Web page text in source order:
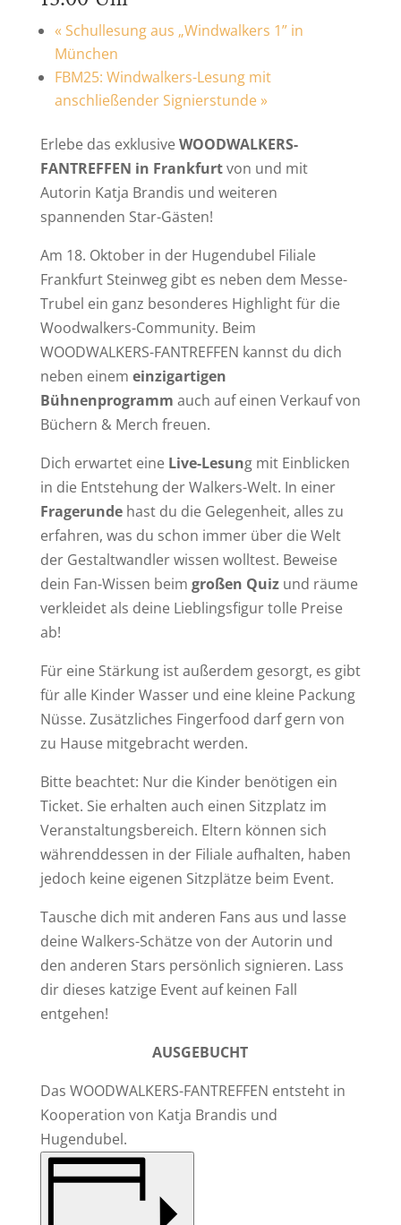
« Schullesung aus „Windwalkers 1” in
München
FBM25: Windwalkers-Lesung mit
anschließender Signierstunde»
Erlebe das exklusiveWOODWALKERS-
FANTREFFEN in Frankfurtvon und mit
Autorin Katja Brandis und weiteren
spannenden Star-Gästen!
Am 18. Oktober in der Hugendubel Filiale
Frankfurt Steinweg gibt es neben dem Messe-
Trubel ein ganz besonderes Highlight für die
Woodwalkers-Community. Beim
WOODWALKERS-FANTREFFEN kannst du dich
neben einem einzigartigen
Bühnenprogramm auch auf einen Verkauf von
Büchern & Merch freuen.
Dich erwartet eine Live-Lesung mit Einblicken
in die Entstehung der Walkers-Welt. In einer
Fragerundehast du die Gelegenheit, alles zu
erfahren, was du schon immer über die Welt
der Gestaltwandler wissen wolltest. Beweise
dein Fan-Wissen beim großen Quizund räume
verkleidet als deine Lieblingsfigur tolle Preise
ab!
Für eine Stärkung ist außerdem gesorgt, es gibt
für alle Kinder Wasser und eine kleine Packung
Nüsse. Zusätzliches Fingerfood darf gern von
zu Hause mitgebracht werden.
Bitte beachtet: Nur die Kinder benötigen ein
Ticket. Sie erhalten auch einen Sitzplatz im
Veranstaltungsbereich. Eltern können sich
währenddessen in der Filiale aufhalten, haben
jedoch keine eigenen Sitzplätze beim Event.
Tausche dich mit anderen Fans aus und lasse
deine Walkers-Schätze von der Autorin und
den anderen Stars persönlich signieren. Lass
dir dieses katzige Event auf keinen Fall
entgehen!
AUSGEBUCHT
Das WOODWALKERS-FANTREFFEN entsteht in
Kooperation von Katja Brandis und
Hugendubel.